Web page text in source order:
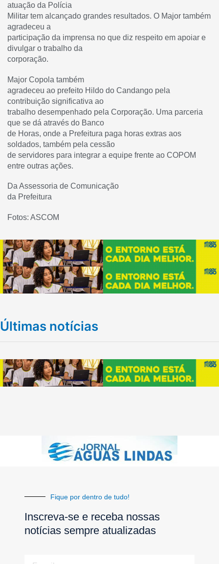
atuação da Polícia
Militar tem alcançado grandes resultados. O Major também
agradeceu a
participação da imprensa no que diz respeito em apoiar e
divulgar o trabalho da
corporação.
Major Copola também
agradeceu ao prefeito Hildo do Candango pela
contribuição significativa ao
trabalho desempenhado pela Corporação. Uma parceria
que se dá através do Banco
de Horas, onde a Prefeitura paga horas extras aos
soldados, também pela cessão
de servidores para integrar a equipe frente ao COPOM
entre outras ações.
Da Assessoria de Comunicação
da Prefeitura
Fotos: ASCOM
Últimas notícias
Fique por dentro de tudo!
Inscreva-se e receba nossas
notícias sempre atualizadas